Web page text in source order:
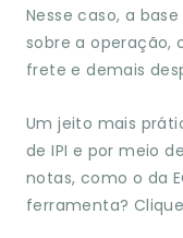
Nesse caso, a
sobre a operação,
frete e demais
Um jeito mais
de IPI e por meio
notas, como o da
ferramenta? Clique